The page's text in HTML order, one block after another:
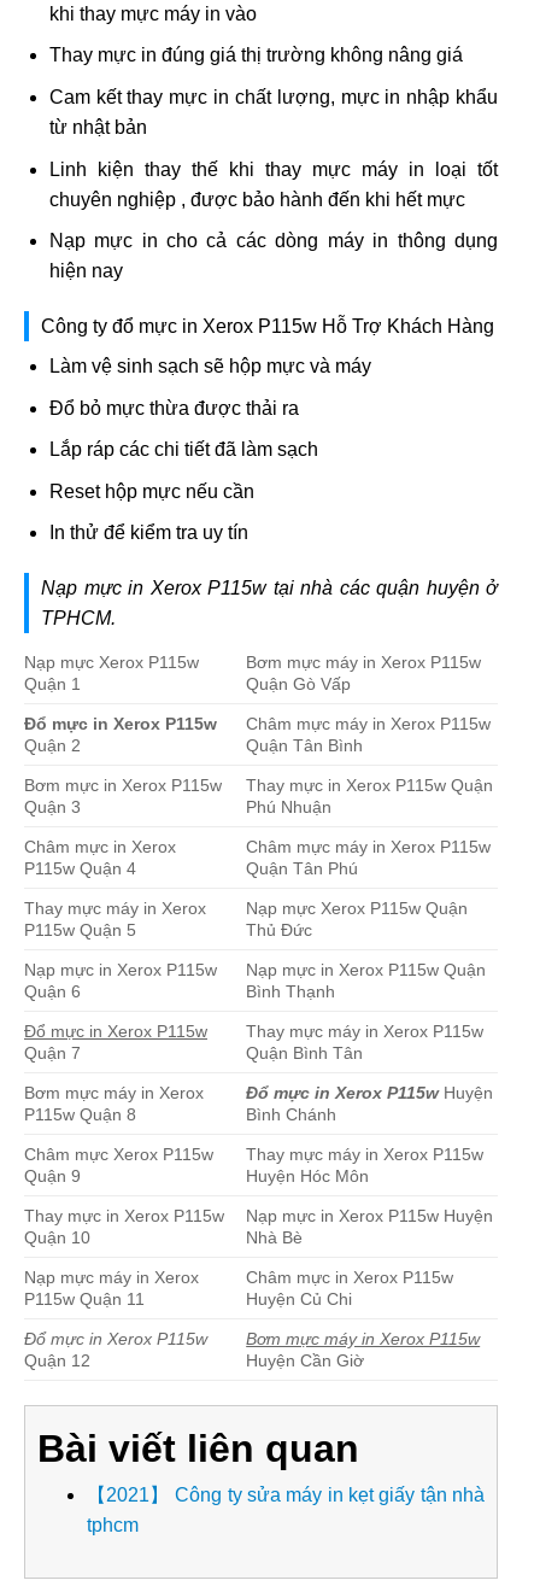
khi thay mực máy in vào
Thay mực in đúng giá thị trường không nâng giá
Cam kết thay mực in chất lượng, mực in nhập khẩu
từ nhật bản
Linh kiện thay thế khi thay mực máy in loại tốt
chuyên nghiệp , được bảo hành đến khi hết mực
Nạp mực in cho cả các dòng máy in thông dụng
hiện nay
Công ty đổ mực in Xerox P115w Hỗ Trợ Khách Hàng
Làm vệ sinh sạch sẽ hộp mực và máy
Đổ bỏ mực thừa được thải ra
Lắp ráp các chi tiết đã làm sạch
Reset hộp mực nếu cần
In thử để kiểm tra uy tín
Nạp mực in Xerox P115w tại nhà các quận huyện ở
TPHCM.
Nạp mực Xerox P115w
Quận 1
Bơm mực máy in Xerox P115w
Quận Gò Vấp
Đổ mực in Xerox P115w
Quận 2
Châm mực máy in Xerox P115w
Quận Tân Bình
Bơm mực in Xerox P115w
Quận 3
Thay mực in Xerox P115w Quận
Phú Nhuận
Châm mực in Xerox
P115w Quận 4
Châm mực máy in Xerox P115w
Quận Tân Phú
Thay mực máy in Xerox
P115w Quận 5
Nạp mực Xerox P115w Quận
Thủ Đức
Nạp mực in Xerox P115w
Quận 6
Nạp mực in Xerox P115w Quận
Bình Thạnh
Đổ mực in Xerox P115w
Quận 7
Thay mực máy in Xerox P115w
Quận Bình Tân
Bơm mực máy in Xerox
P115w Quận 8
Đổ mực in Xerox P115w Huyện
Bình Chánh
Châm mực Xerox P115w
Quận 9
Thay mực máy in Xerox P115w
Huyện Hóc Môn
Thay mực in Xerox P115w
Quận 10
Nạp mực in Xerox P115w Huyện
Nhà Bè
Nạp mực máy in Xerox
P115w Quận 11
Châm mực in Xerox P115w
Huyện Củ Chi
Đổ mực in Xerox P115w
Quận 12
Bơm mực máy in Xerox P115w
Huyện Cần Giờ
Bài viết liên quan
【2021】 Công ty sửa máy in kẹt giấy tận nhà
tphcm